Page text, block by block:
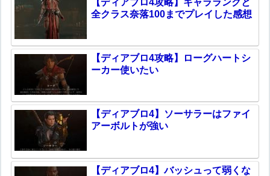
全クラス奈落100までプレイした感想
【ディアブロ4攻略】ローグハートシ
ーカー使いたい
【ディアブロ4】ソーサラーはファイ
アーボルトが強い
【ディアブロ4】バッシュって弱くな